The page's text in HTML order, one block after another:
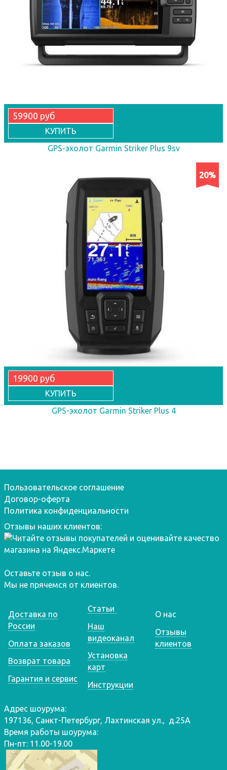
59900 руб
КУПИТЬ
GPS-эхолот Garmin Striker Plus 9sv
20%
19900 руб
КУПИТЬ
GPS-эхолот Garmin Striker Plus 4
Пользовательское соглашение
Договор-оферта
Политика конфиденциальности
Отзывы наших клиентов:
Оставьте отзыв о нас.
Мы не прячемся от клиентов.
Доставка по
России
Оплата заказов
Возврат товара
Гарантия и сервис
Статьи
Наш
видеоканал
Установка
карт
Инструкции
О нас
Отзывы
клиентов
Адрес шоурума:
197136, Санкт-Петербург, Лахтинская ул., д.25А
Время работы шоурума:
Пн-пт: 11.00-19.00